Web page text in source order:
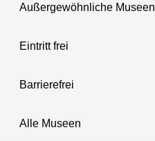
Außergewöhnliche Museen
Eintritt frei
Barrierefrei
Alle Museen